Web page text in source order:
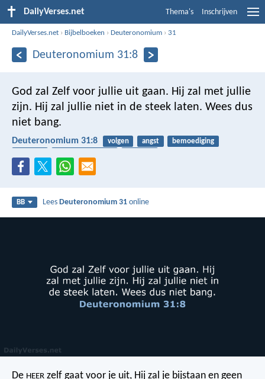
DailyVerses.net Thema's Inschrijven
DailyVerses.net › Bijbelboeken ›Deuteronomium ›31
Deuteronomium 31:8
God zal Zelf voor jullie uit gaan. Hij zal met jullie
zijn. Hij zal jullie niet in de steek laten. Wees dus
niet bang.
Deuteronomium 31:8 volgen angst
bemoediging
BB LeesDeuteronomium 31 online
De HEER zelf gaat voor je uit, Hij zal je bijstaan en geen